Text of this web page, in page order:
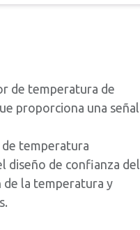
de temperatura de
proporciona una señal
temperatura
diseño de confianza del
de la temperatura y